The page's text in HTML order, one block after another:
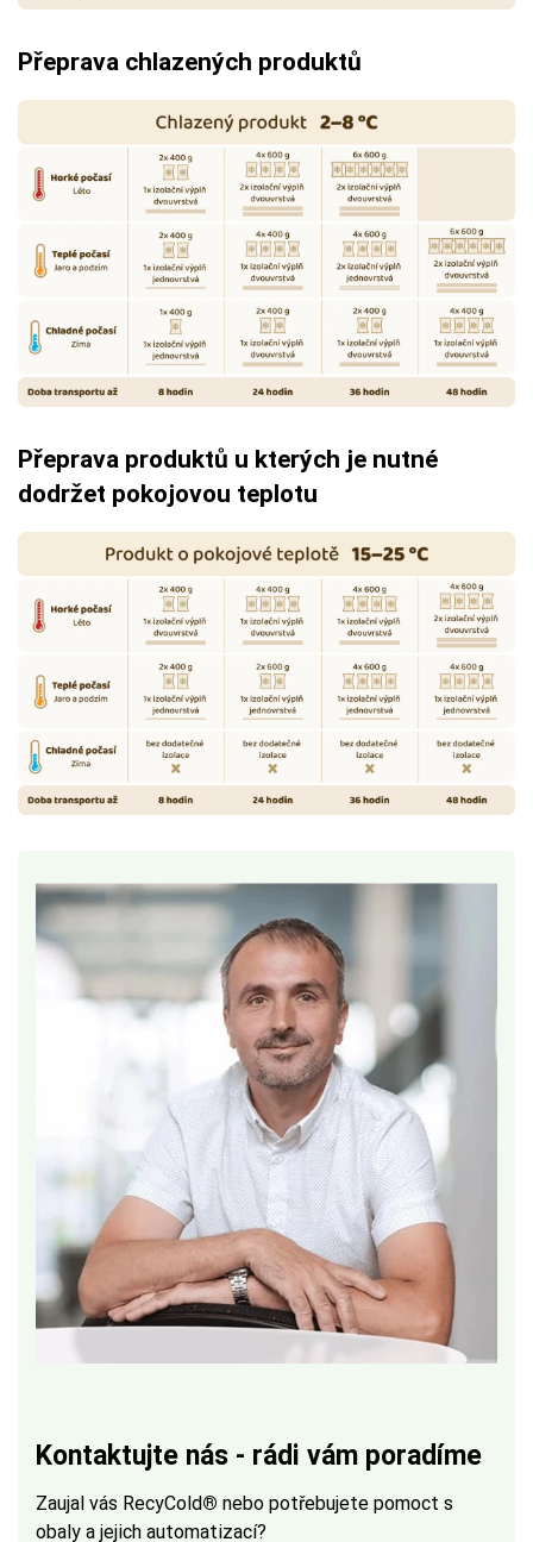
Přeprava chlazených produktů
Přeprava produktů u kterých je nutné
dodržet pokojovou teplotu
Kontaktujte nás - rádi vám poradíme
Zaujal vás RecyCold® nebo potřebujete pomoct s
obaly a jejich automatizací?